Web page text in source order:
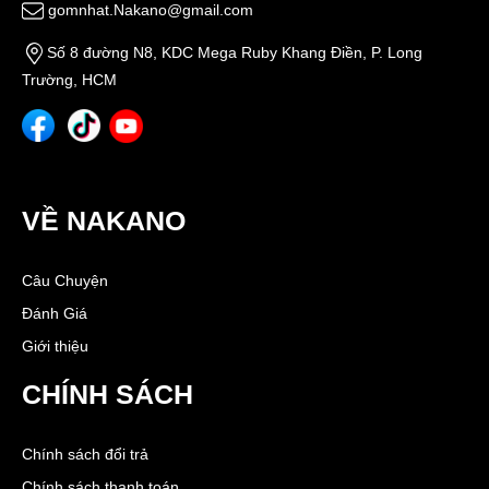
gomnhat.Nakano@gmail.com
Số 8 đường N8, KDC Mega Ruby Khang Điền, P. Long
Trường, HCM
VỀ NAKANO
Câu Chuyện
Đánh Giá
Giới thiệu
CHÍNH SÁCH
Chính sách đổi trả